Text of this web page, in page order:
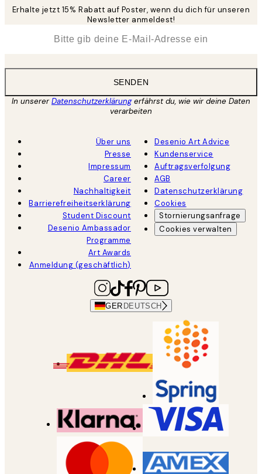
Erhalte jetzt 15% Rabatt auf Poster, wenn du dich für unseren
Newsletter anmeldest!
SENDEN
In unsererDatenschutzerklärungerfährst du, wie wir deine Daten
verarbeiten
Über uns
Presse
Impressum
Career
Nachhaltigkeit
Barrierefreiheitserklärung
Student Discount
Desenio Ambassador
Programme
Art Awards
Anmeldung (geschäftlich)
Desenio Art Advice
Kundenservice
Auftragsverfolgung
AGB
Datenschutzerklärung
Cookies
Stornierungsanfrage
Cookies verwalten
GER DEUTSCH